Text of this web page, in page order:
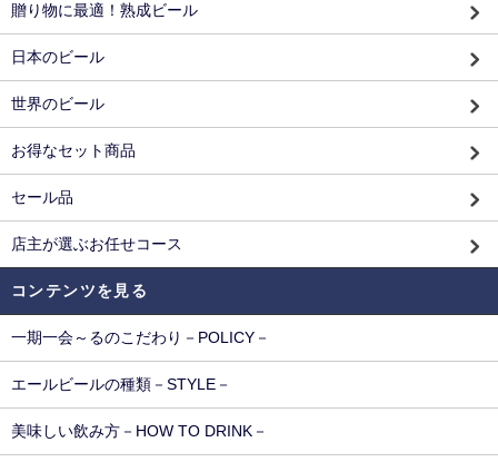
贈り物に最適！熟成ビール
日本のビール
世界のビール
お得なセット商品
セール品
店主が選ぶお任せコース
コンテンツを見る
一期一会～るのこだわり－POLICY－
エールビールの種類－STYLE－
美味しい飲み方－HOW TO DRINK－